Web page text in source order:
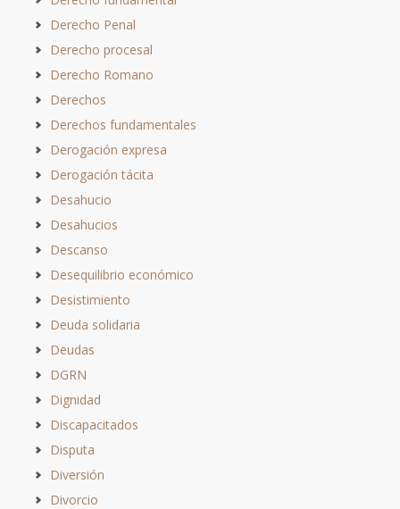
Derecho Penal
Derecho procesal
Derecho Romano
Derechos
Derechos fundamentales
Derogación expresa
Derogación tácita
Desahucio
Desahucios
Descanso
Desequilibrio económico
Desistimiento
Deuda solidaria
Deudas
DGRN
Dignidad
Discapacitados
Disputa
Diversión
Divorcio